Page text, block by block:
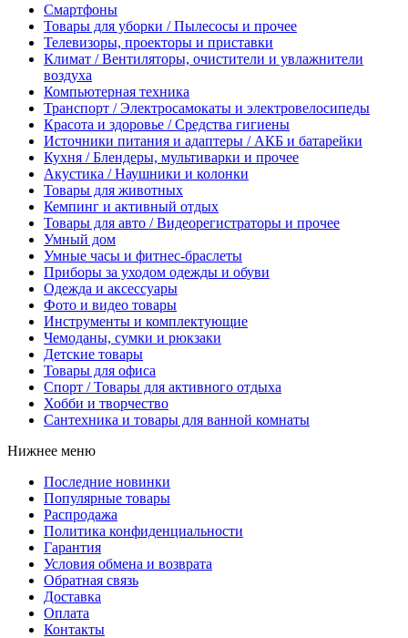
Смартфоны
Товары для уборки / Пылесосы и прочее
Телевизоры, проекторы и приставки
Климат / Вентиляторы, очистители и увлажнители
воздуха
Компьютерная техника
Транспорт / Электросамокаты и электровелосипеды
Красота и здоровье / Средства гигиены
Источники питания и адаптеры / АКБ и батарейки
Кухня / Блендеры, мультиварки и прочее
Акустика / Наушники и колонки
Товары для животных
Кемпинг и активный отдых
Товары для авто / Видеорегистраторы и прочее
Умный дом
Умные часы и фитнес-браслеты
Приборы за уходом одежды и обуви
Одежда и аксессуары
Фото и видео товары
Инструменты и комплектующие
Чемоданы, сумки и рюкзаки
Детские товары
Товары для офиса
Спорт / Товары для активного отдыха
Хобби и творчество
Сантехника и товары для ванной комнаты
Нижнее меню
Последние новинки
Популярные товары
Распродажа
Политика конфиденциальности
Гарантия
Условия обмена и возврата
Обратная связь
Доставка
Оплата
Контакты